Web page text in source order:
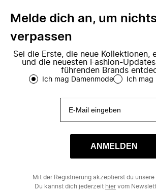
Melde dich an, um
verpassen
Sei die Erste, die neue Kollektionen,
und die neuesten Fashion-
führenden Brands
Ich mag Damenmode Ich mag
ANMELDEN
Mit der Registrierung akzeptierst du unsere
Du kannst dich jederzeit hiervom